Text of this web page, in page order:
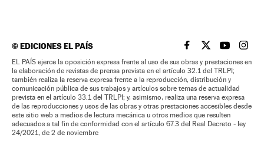
©EDICIONES EL PAÍS EL PAÍS BRASIL EN
EL PAÍSEL PAÍS
EL
EL PAÍS ejerce la oposición expresa frente al uso de sus obras y prestaciones en
la elaboración de revistas de prensa prevista en el artículo 32.1 del TRLPI;
también realiza la reserva expresa frente a la reproducción, distribución y
comunicación pública de sus trabajos y artículos sobre temas de actualidad
prevista en el artículo 33.1 del TRLPI; y, asimismo, realiza una reserva expresa
de las reproducciones y usos de las obras y otras prestaciones accesibles desde
este sitio web a medios de lectura mecánica u otros medios que resulten
adecuados a tal fin de conformidad con el artículo 67.3 del Real Decreto - ley
24/2021, de 2 de noviembre